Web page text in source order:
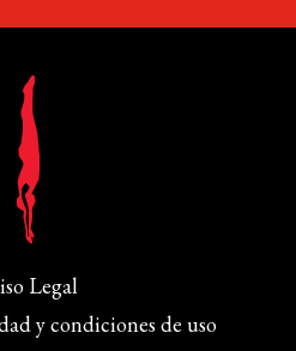
Legal
y condiciones de uso